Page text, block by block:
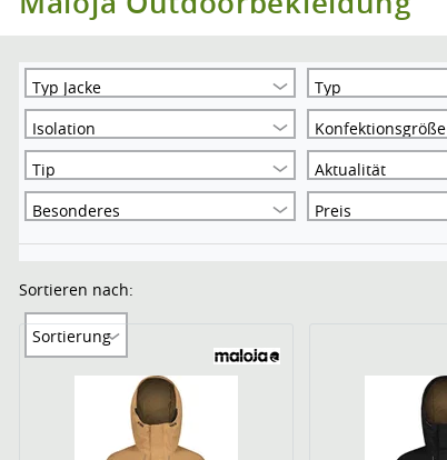
Typ Jacke Typ
Isolation
Konfektionsgröße
Tip
Aktualität
Besonderes
Preis
Sortieren nach:
Sortierung